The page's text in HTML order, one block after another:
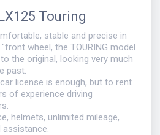
Touring
stable and precise in
wheel, the TOURING model
the original, looking very much
past.
license is enough, but to rent
of experience driving
helmets, unlimited mileage,